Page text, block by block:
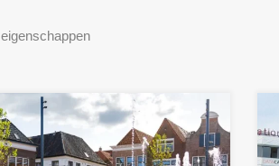
eigenschappen